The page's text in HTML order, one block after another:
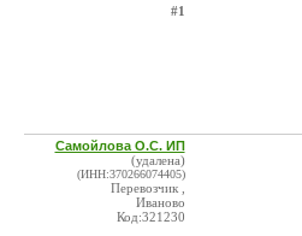
#1
Самойлова О.С. ИП
(удалена)
(ИНН:370266074405)
Перевозчик ,
Иваново
Код:321230